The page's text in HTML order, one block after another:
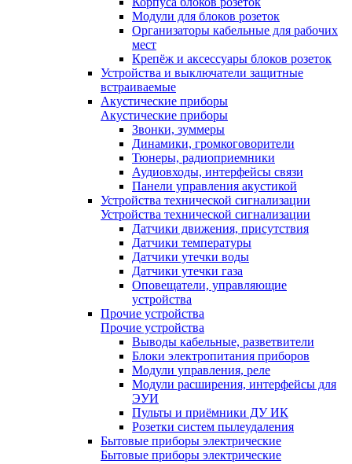
Модули для блоков розеток
Организаторы кабельные для рабочих
мест
Крепёж и аксессуары блоков розеток
Устройства и выключатели защитные
встраиваемые
Акустические приборы
Акустические приборы
Звонки, зуммеры
Динамики, громкоговорители
Тюнеры, радиоприемники
Аудиовходы, интерфейсы связи
Панели управления акустикой
Устройства технической сигнализации
Устройства технической сигнализации
Датчики движения, присутствия
Датчики температуры
Датчики утечки воды
Датчики утечки газа
Оповещатели, управляющие
устройства
Прочие устройства
Прочие устройства
Выводы кабельные, разветвители
Блоки электропитания приборов
Модули управления, реле
Модули расширения, интерфейсы для
ЭУИ
Пульты и приёмники ДУ ИК
Розетки систем пылеудаления
Бытовые приборы электрические
Бытовые приборы электрические